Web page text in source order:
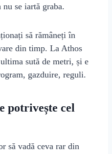
se iartă graba.
să rămâneți în
din timp. La Athos
sută de metri, și e
gazduire, reguli.
potrivește cel
să vadă ceva rar din